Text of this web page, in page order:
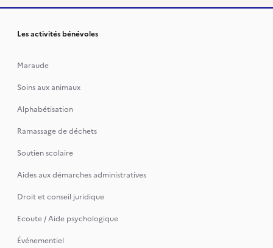
Les activités bénévoles
Maraude
Soins aux animaux
Alphabétisation
Ramassage de déchets
Soutien scolaire
Aides aux démarches administratives
Droit et conseil juridique
Ecoute / Aide psychologique
Événementiel